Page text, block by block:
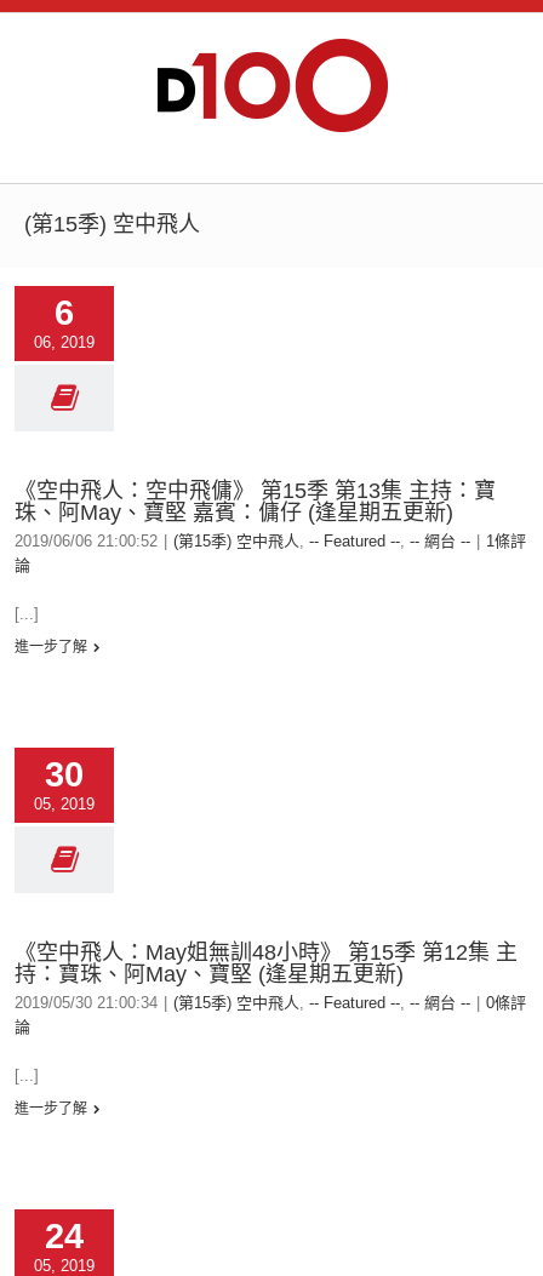
(第15季) 空中飛人
6
06, 2019
《空中飛人：空中飛傭》 第15季 第13集 主持：寶
珠、阿May、寶堅 嘉賓：傭仔 (逢星期五更新)
2019/06/06 21:00:52 (第15季) 空中飛人, -- Featured --, -- 網台 --
1條評
論
[...]
進一步了解
30
05, 2019
《空中飛人：May姐無訓48小時》 第15季 第12集 主
持：寶珠、阿May、寶堅 (逢星期五更新)
2019/05/30 21:00:34 (第15季) 空中飛人, -- Featured --, -- 網台 --
0條評
論
[...]
進一步了解
24
05, 2019